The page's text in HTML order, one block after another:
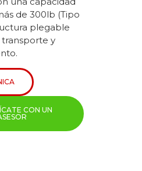
de 300lb (Tipo
plegable
transporte y
CON UN